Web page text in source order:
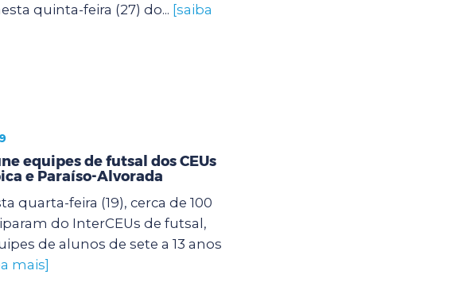
quinta-feira (27) do... [saiba
equipes de futsal dos CEUs
e Paraíso-Alvorada
quarta-feira (19), cerca de 100
do InterCEUs de futsal,
de alunos de sete a 13 anos
mais]